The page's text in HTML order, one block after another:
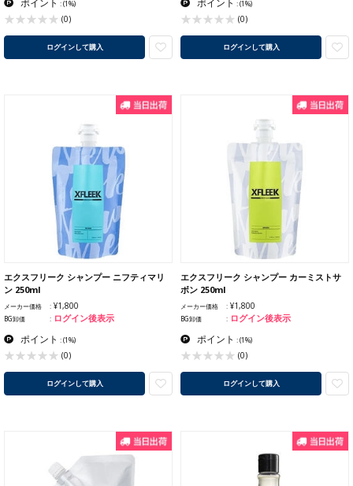
ポイント :(1%)
(0)
ログインして購入
ポイント :(1%)
(0)
ログインして購入
エクスフリーク シャンプー ニフティマリ
ン 250ml
メーカー価格 ¥1,800
BG卸価 ログイン後表示
ポイント :(1%)
(0)
ログインして購入
エクスフリーク シャンプー カーミストサ
ボン 250ml
メーカー価格 ¥1,800
BG卸価 ログイン後表示
ポイント :(1%)
(0)
ログインして購入